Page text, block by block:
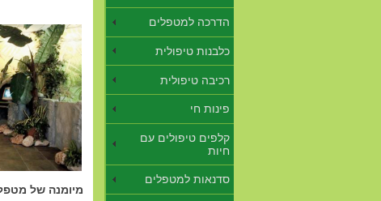
הדרכה למטפלים
כלבנות טיפולית
רכיבה טיפולית
פינות חי
קלפים טיפולים עם
חיות
סדנאות למטפלים
מיומנה של